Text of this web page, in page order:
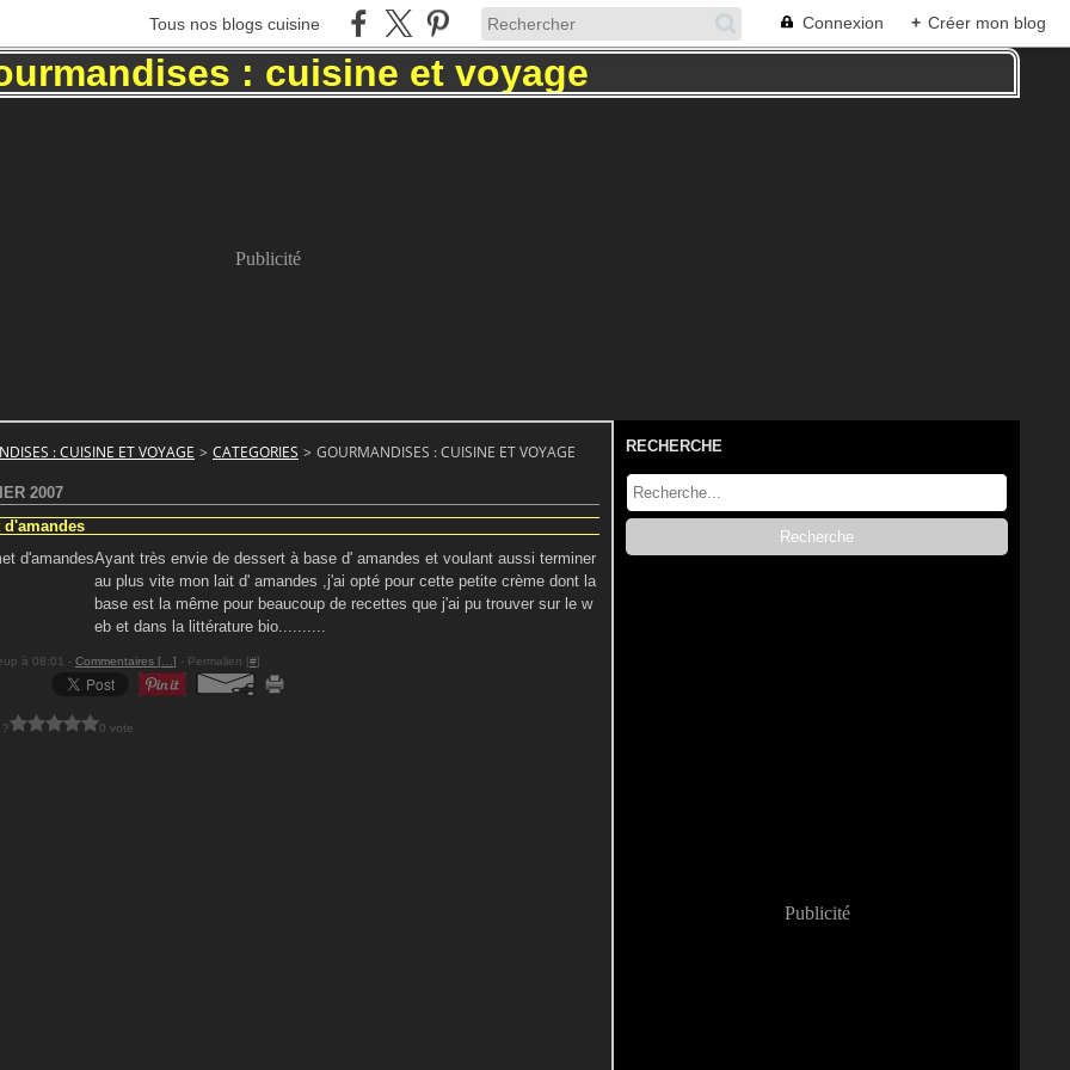
Tous nos blogs cuisine Connexion + Créer mon blog
Publicité
: CUISINE ET VOYAGE > CATEGORIES > GOURMANDISES : CUISINE ET VOYAGE
2007
d'amandes
Ayant très envie de dessert à base d' amandes et voulant aussi terminer
au plus vite mon lait d' amandes ,j'ai opté pour cette petite crème dont la
base est la même pour beaucoup de recettes que j'ai pu trouver sur le w
eb et dans la littérature bio..........
à 08:01 - Commentaires [ ] - Permalien [#]
? 0 vote
RECHERCHE
Publicité